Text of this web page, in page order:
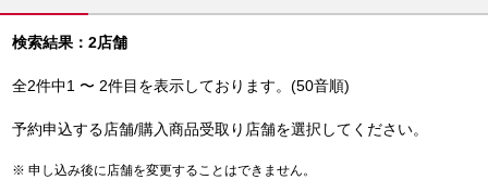
検索結果：2店舗
全2件中1 〜 2件目を表示しております。(50音順)
予約申込する店舗/購入商品受取り店舗を選択してください。
申し込み後に店舗を変更することはできません。